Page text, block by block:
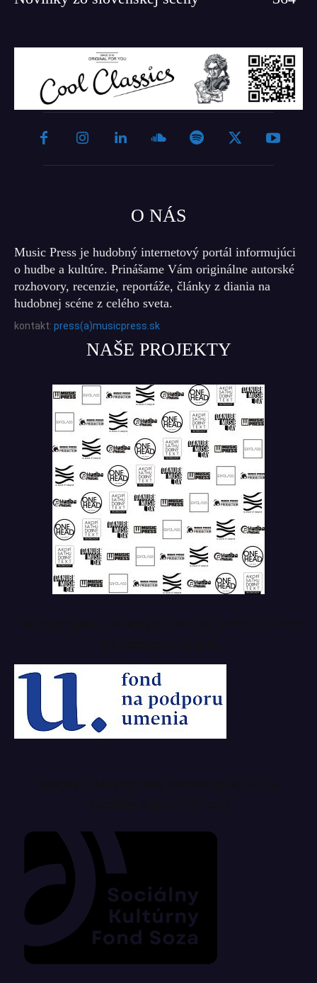
O NÁS
Music Press je hudobný internetový portál informujúci
o hudbe a kultúre. Prinášame Vám originálne autorské
rozhovory, recenzie, reportáže, články z diania na
hudobnej scéne z celého sveta.
kontakt: press(a)musicpress.sk
NAŠE PROJEKTY